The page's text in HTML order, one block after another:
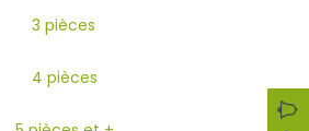
3 pièces
4 pièces